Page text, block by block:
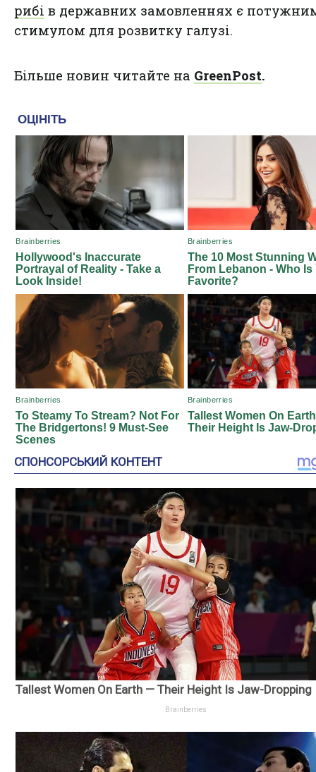
рибі в державних замовленнях є
стимулом для розвитку галузі.
Більше новин читайте на GreenPost.